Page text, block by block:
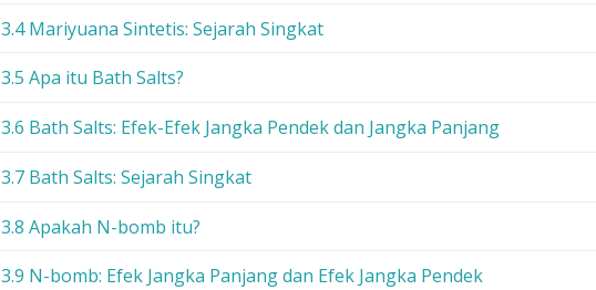
3.4 Mariyuana Sintetis: Sejarah Singkat
3.5 Apa itu Bath Salts?
3.6 Bath Salts: Efek-Efek Jangka Pendek dan Jangka Panjang
3.7 Bath Salts: Sejarah Singkat
3.8 Apakah N-bomb itu?
3.9 N-bomb: Efek Jangka Panjang dan Efek Jangka Pendek